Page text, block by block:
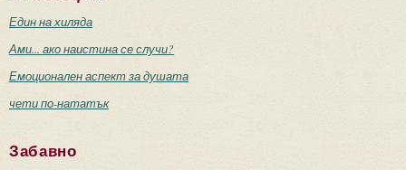
Един на хиляда
Ами... ако наистина се случи?
Емоционален аспект за душата
чети по-нататък
Забавно